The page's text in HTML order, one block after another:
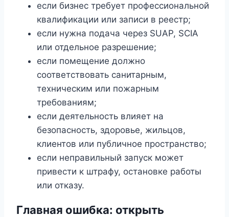
если бизнес требует профессиональной
квалификации или записи в реестр;
если нужна подача через SUAP, SCIA
или отдельное разрешение;
если помещение должно
соответствовать санитарным,
техническим или пожарным
требованиям;
если деятельность влияет на
безопасность, здоровье, жильцов,
клиентов или публичное пространство;
если неправильный запуск может
привести к штрафу, остановке работы
или отказу.
Главная ошибка: открыть